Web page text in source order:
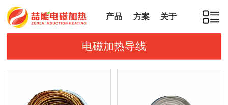
产品 方案 关于
电磁加热导线